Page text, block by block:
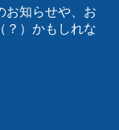
お知らせや、お
？）かもしれな